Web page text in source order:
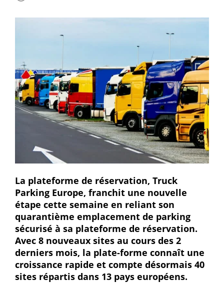
La plateforme de réservation, Truck
Parking Europe, franchit une nouvelle
étape cette semaine en reliant son
quarantième emplacement de parking
sécurisé à sa plateforme de réservation.
Avec 8 nouveaux sites au cours des 2
derniers mois, la plate-forme connaît une
croissance rapide et compte désormais 40
sites répartis dans 13 pays européens.